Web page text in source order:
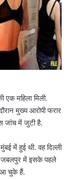
एक महिला मिली.
मुख्य आरोपी फरार
जांच में जुटी है.
में हुई थी. वह दिल्ली
जबलपुर में इसके पहले
आ चुके हैं.